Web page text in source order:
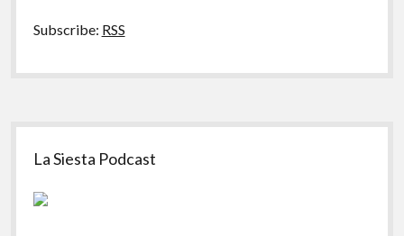
Subscribe: RSS
Sidebar
La Siesta Podcast